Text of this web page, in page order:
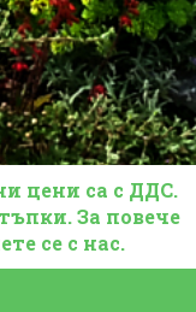
цени са с ДДС.
За повече
се с нас.